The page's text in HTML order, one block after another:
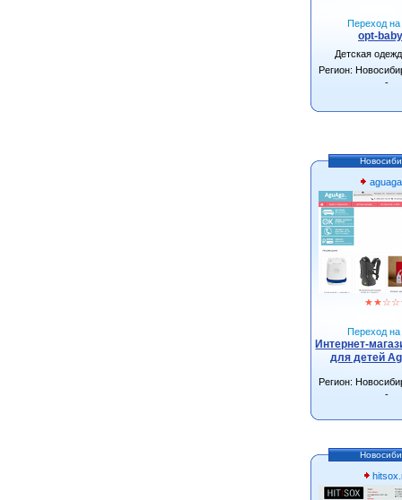
Переход на
opt-
Детская
Регион:
-
★★☆☆
Переход на
Интернет-
для детей
Регион:
-